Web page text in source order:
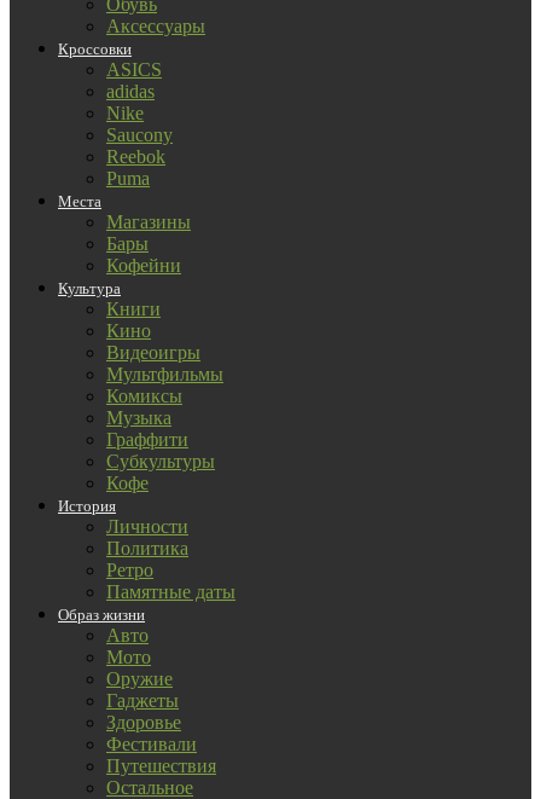
Обувь
Аксессуары
Кроссовки
ASICS
adidas
Nike
Saucony
Reebok
Puma
Места
Магазины
Бары
Кофейни
Культура
Книги
Кино
Видеоигры
Мультфильмы
Комиксы
Музыка
Граффити
Субкультуры
Кофе
История
Личности
Политика
Ретро
Памятные даты
Образ жизни
Авто
Мото
Оружие
Гаджеты
Здоровье
Фестивали
Путешествия
Остальное